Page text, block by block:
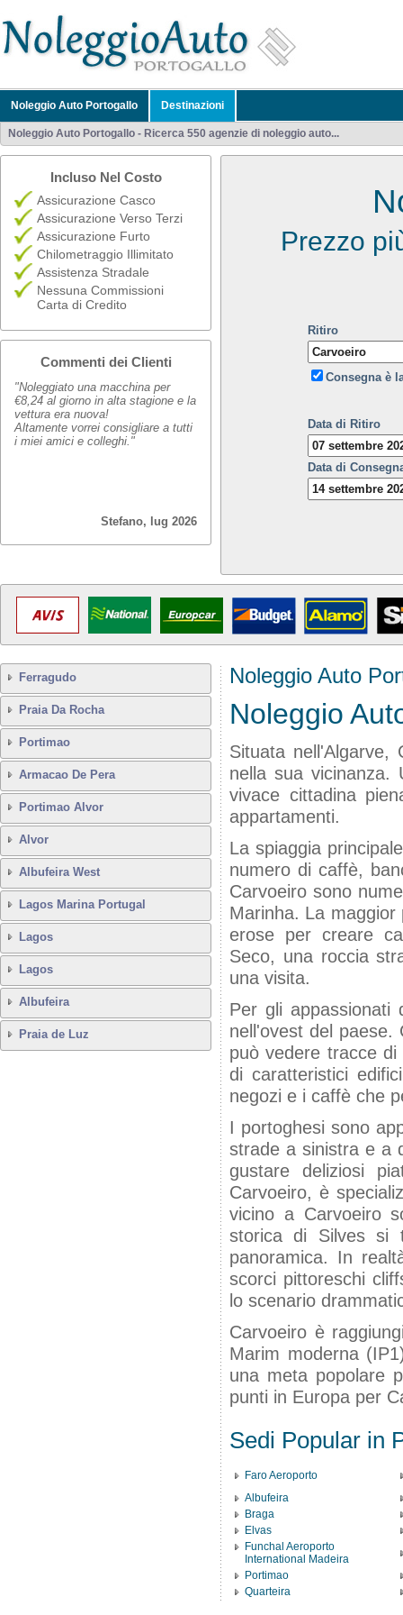
Noleggio Auto Portogallo Destinazioni
Noleggio Auto Portogallo - Ricerca 550 agenzie di noleggio auto...
Incluso Nel Costo
Assicurazione Casco
Assicurazione Verso Terzi
Assicurazione Furto
Chilometraggio Illimitato
Assistenza Stradale
Nessuna Commissioni
Carta di Credito
Commenti dei Clienti
"Noleggiato una macchina per
€8,24 al giorno in alta stagione e la
vettura era nuova!
Altamente vorrei consigliare a tutti
i miei amici e colleghi."
Stefano, lug 2026
Prezzo
Ritiro
Consegna è
Data di Ritiro
Data di
Ferragudo
Praia Da Rocha
Portimao
Armacao De Pera
Portimao Alvor
Alvor
Albufeira West
Lagos Marina Portugal
Lagos
Lagos
Albufeira
Praia de Luz
Noleggio Auto
Noleggio
Situata
nella sua vicinanza.
vivace cittadina
appartamenti.
La spiaggia
numero di caffè,
Carvoeiro sono
Marinha. La
erose per creare
Seco, una roccia
una visita.
Per gli
nell'ovest del paese.
può vedere tracce
di caratteristici
negozi e i caffè che
I portoghesi sono
strade a sinistra e a
gustare deliziosi
Carvoeiro, è
vicino a Carvoeiro
storica di Silves si
panoramica. In
scorci pittoreschi
lo scenario
Carvoeiro è
Marim moderna
una meta popolare
punti in Europa per
Sedi Popular in
Faro Aeroporto
Albufeira
Braga
Elvas
Funchal Aeroporto
International Madeira
Portimao
Quarteira